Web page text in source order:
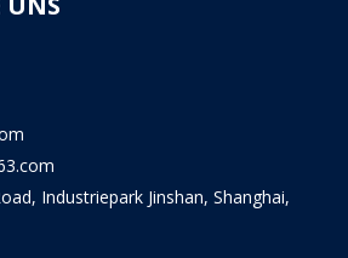
Industriepark Jinshan, Shanghai,